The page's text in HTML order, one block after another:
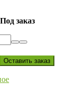
заказ